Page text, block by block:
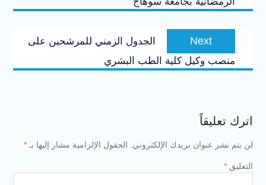
Next
Next
post:
الجدول الزمني للمرشحين على
منصب وكيل كلية الطب البشري
اترك تعليقاً
لن يتم نشر عنوان بريدك الإلكتروني. الحقول الإلزامية مشار إليها بـ *
التعليق *